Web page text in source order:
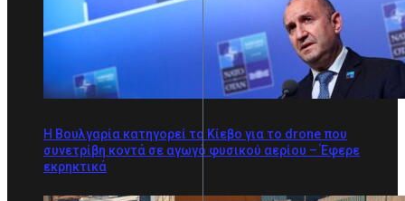
Η Βουλγαρία κατηγορεί το Κίεβο για το drone που
συνετρίβη κοντά σε αγωγό φυσικού αερίου – Έφερε
εκρηκτικά